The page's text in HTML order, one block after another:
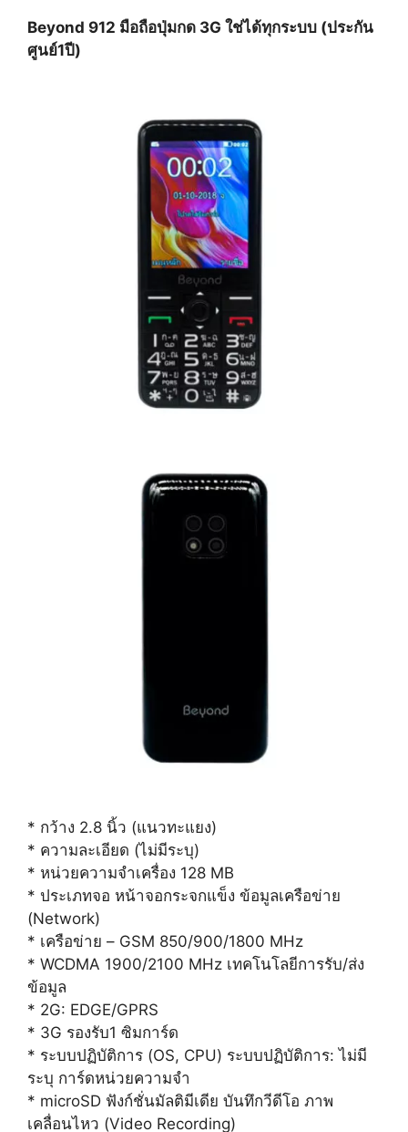
Beyond 912 มือถือปุ่มกด 3G ใช่ได้ทุกระบบ (ประกัน
ศูนย์1ปี)
* กว้าง 2.8 นิ้ว (แนวทะแยง)
* ความละเอียด (ไม่มีระบุ)
* หน่วยความจำเครื่อง 128 MB
* ประเภทจอ หน้าจอกระจกแข็ง ข้อมูลเครือข่าย
(Network)
* เครือข่าย – GSM 850/900/1800 MHz
* WCDMA 1900/2100 MHz เทคโนโลยีการรับ/ส่ง
ข้อมูล
* 2G: EDGE/GPRS
* 3G รองรับ1 ซิมการ์ด
* ระบบปฏิบัติการ (OS, CPU) ระบบปฏิบัติการ: ไม่มี
ระบุ การ์ดหน่วยความจำ
* microSD ฟังก์ชั่นมัลติมีเดีย บันทึกวีดีโอ ภาพ
เคลื่อนไหว (Video Recording)